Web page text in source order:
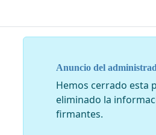
Anuncio del
Hemos cerrado esta
eliminado la
firmantes.